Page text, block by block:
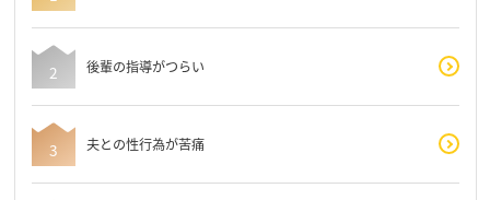
後輩の指導がつらい
夫との性行為が苦痛